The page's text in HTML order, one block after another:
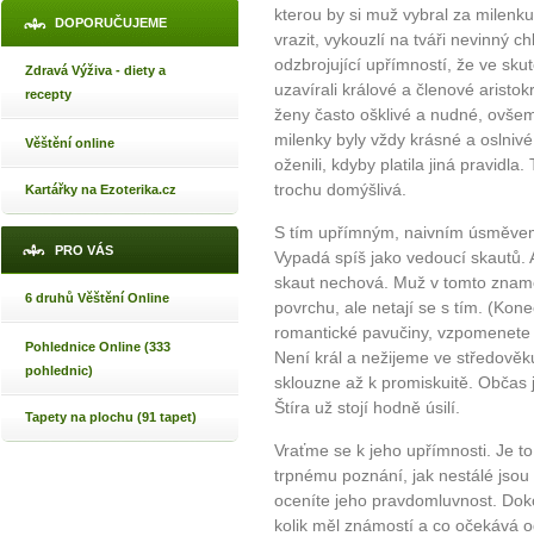
DOPORUČUJEME
Zdravá Výživa - diety a
recepty
Věštění online
Kartářky na Ezoterika.cz
PRO VÁS
6 druhů Věštění Online
Pohlednice Online (333
pohlednic)
Tapety na plochu (91 tapet)
kterou by si muž vybral za
vrazit, vykouzlí na tváři nevinný
odzbrojující upřímností, že ve
uzavírali králové a členové
ženy často ošklivé a nudné,
milenky byly vždy krásné a
oženili, kdyby platila jiná pravidla.
trochu domýšlivá.
S tím upřímným, naivním
Vypadá spíš jako vedoucí skautů.
skaut nechová. Muž v tomto
povrchu, ale netají se s tím.
romantické pavučiny,
Není král a nežijeme ve
sklouzne až k promiskuitě.
Štíra už stojí hodně úsilí.
Vraťme se k jeho upřímnosti. Je
trpnému poznání, jak nestálé
oceníte jeho pravdomluvnost.
kolik měl známostí a co očekává